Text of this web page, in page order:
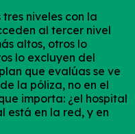
niveles con la
al tercer nivel
altos, otros lo
lo excluyen del
que evalúas se ve
la póliza, no en el
importa: ¿el hospital
está en la red, y en